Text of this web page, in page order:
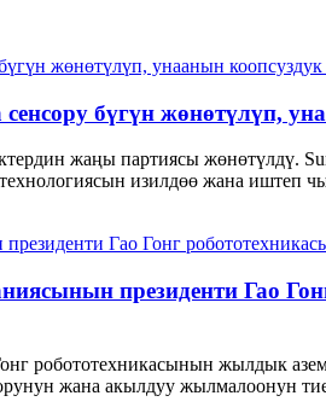
бүгүн жөнөтүлүп,
жаңы партиясы жөнөтүлдү.
изилдөө жана
президенти Гао
робототехникасынын жылдык
жана акылдуу жылмалоонун